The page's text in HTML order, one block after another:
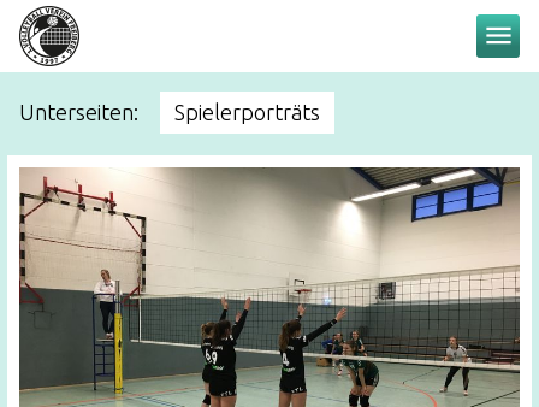
menu
Unterseiten: Spielerporträts